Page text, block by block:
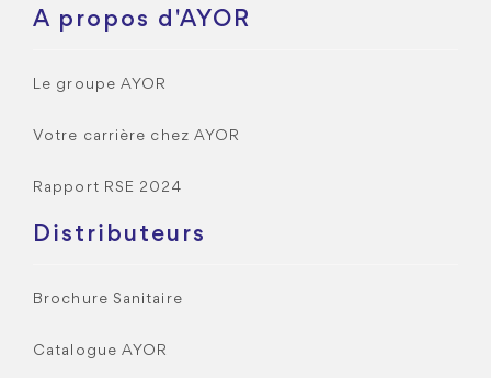
A propos d'AYOR
Le groupe AYOR
Votre carrière chez AYOR
Rapport RSE 2024
Distributeurs
Brochure Sanitaire
Catalogue AYOR